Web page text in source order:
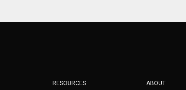
RESOURCES ABOUT